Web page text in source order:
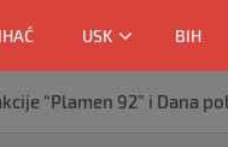
USK BIH
“Plamen 92” i Dana